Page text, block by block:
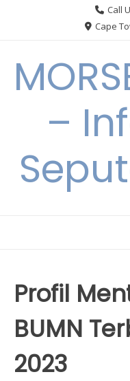
Call
Cape
–
Profil
BUMN
2023